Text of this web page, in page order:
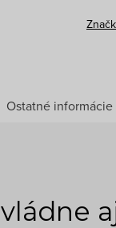
Ostatné informácie